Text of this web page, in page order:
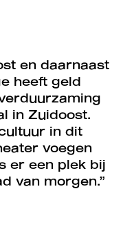
en daarnaast
heeft geld
in Zuidoost.
in dit
voegen
er een plek bij
van morgen.”